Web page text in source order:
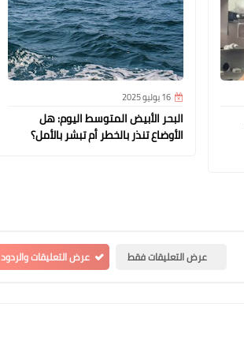
16 يوليو 2025
البحر الأبيض المتوسط اليوم: هل
الأوضاع تنذر بالخطر أم تبشر بالأمل؟
عرض التعليقات فقط عرض التعليقات والردود